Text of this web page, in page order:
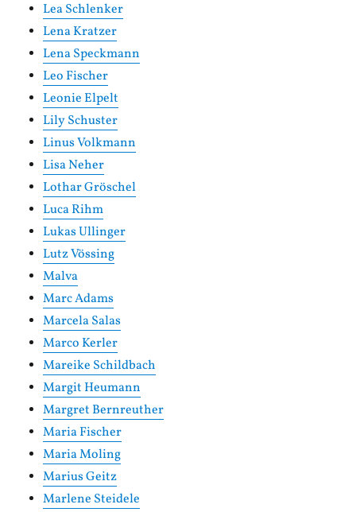
Lea Schlenker
Lena Kratzer
Lena Speckmann
Leo Fischer
Leonie Elpelt
Lily Schuster
Linus Volkmann
Lisa Neher
Lothar Gröschel
Luca Rihm
Lukas Ullinger
Lutz Vössing
Malva
Marc Adams
Marcela Salas
Marco Kerler
Mareike Schildbach
Margit Heumann
Margret Bernreuther
Maria Fischer
Maria Moling
Marius Geitz
Marlene Steidele